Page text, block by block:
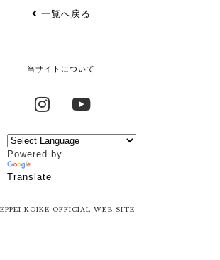
一覧へ戻る
当サイトについて
InstagramYouTube
Powered by
Translate
KOIKE OFFICIAL WEB SITE